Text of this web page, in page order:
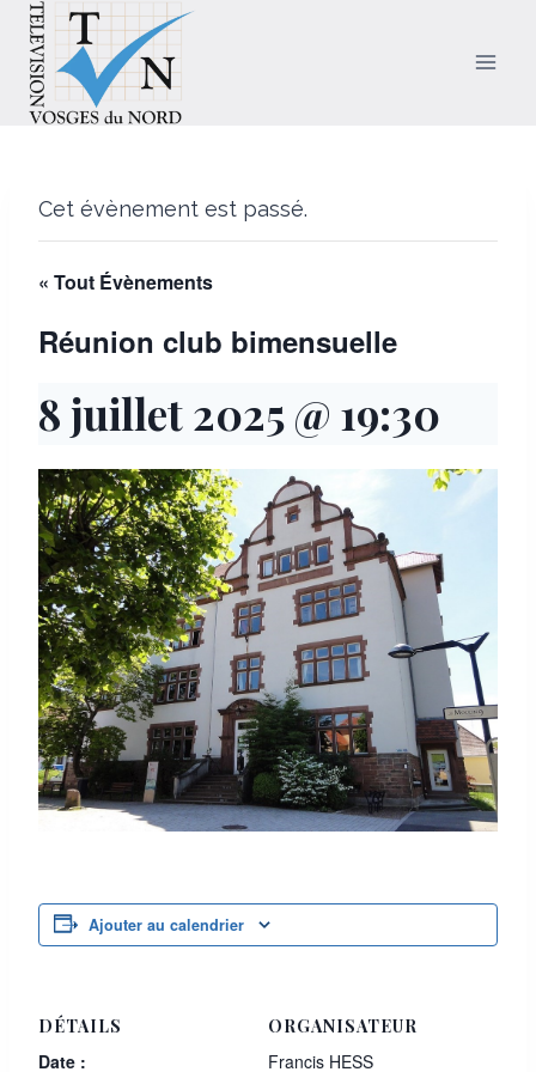
Aller
contenu
Cet évènement est passé.
« Tout Évènements
Réunion club bimensuelle
8 juillet 2025 @ 19:30
Ajouter au calendrier
DÉTAILS
Date :
ORGANISATEUR
Francis HESS